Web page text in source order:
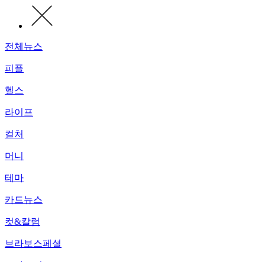
전체뉴스
피플
헬스
라이프
컬처
머니
테마
카드뉴스
컷&칼럼
브라보스페셜